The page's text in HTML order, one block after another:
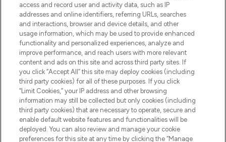
55€ d'achat.
Consentement aux cookies
Do Not Sell or Share My Personal
Information
AIDE ET INFORMATIONS
INFORMATIONS GÉNÉRALES
À PROPOS DE LOOKFANTASTIC
access and record user and activity data, such as IP
addresses and online identifiers, referring URLs, searches
and interactions, browser and device details, and other
usage information, which may be used to provide enhanced
functionality and personalized experiences, analyze and
improve performance, and reach users with more relevant
content and ads on this site and across third party sites. If
you click “Accept All” this site may deploy cookies (including
third party cookies) for all of these purposes. If you click
“Limit Cookies,” your IP address and other browsing
information may still be collected but only cookies (including
third party cookies) that are necessary to operate, secure and
enable default website features and functionalities will be
deployed. You can also review and manage your cookie
preferences for this site at any time by clicking the “Manage